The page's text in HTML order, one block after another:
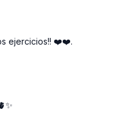
ejercicios!! ❤️❤️.